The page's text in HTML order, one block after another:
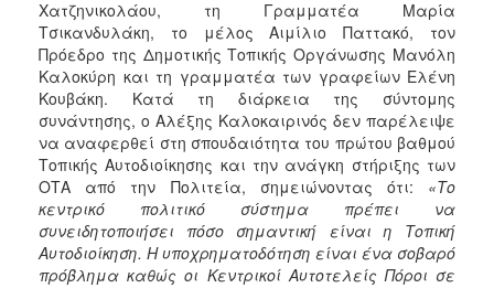
Χατζηνικολάου, τη Γραμματέα Μαρία
Τσικανδυλάκη, το μέλος Αιμίλιο Παττακό, τον
Πρόεδρο της Δημοτικής Τοπικής Οργάνωσης Μανόλη
Καλοκύρη και τη γραμματέα των γραφείων Ελένη
Κουβάκη. Κατά τη διάρκεια της σύντομης
συνάντησης, ο Αλέξης Καλοκαιρινός δεν παρέλειψε
να αναφερθεί στη σπουδαιότητα του πρώτου βαθμού
Τοπικής Αυτοδιοίκησης και την ανάγκη στήριξης των
ΟΤΑ από την Πολιτεία, σημειώνοντας ότι: «Το
κεντρικό πολιτικό σύστημα πρέπει να
συνειδητοποιήσει πόσο σημαντική είναι η Τοπική
Αυτοδιοίκηση. Η υποχρηματοδότηση είναι ένα σοβαρό
πρόβλημα καθώς οι Κεντρικοί Αυτοτελείς Πόροι σε